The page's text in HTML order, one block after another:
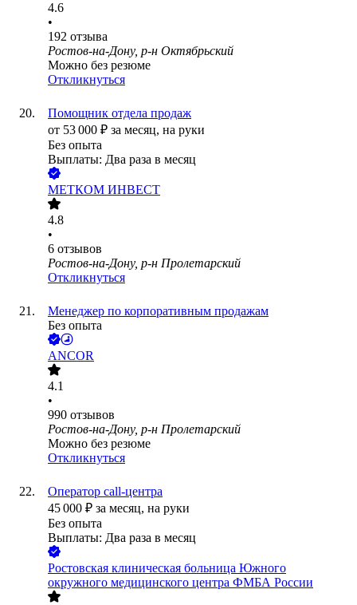
4.6
•
192 отзыва
Ростов-на-Дону, р-н Октябрьский
Можно без резюме
Откликнуться
Помощник отдела продаж
от 53 000 ₽ за месяц, на руки
Без опыта
Выплаты: Два раза в месяц
МЕТКОМ ИНВЕСТ
4.8
•
6 отзывов
Ростов-на-Дону, р-н Пролетарский
Откликнуться
Менеджер по корпоративным продажам
Без опыта
ANCOR
4.1
•
990 отзывов
Ростов-на-Дону, р-н Пролетарский
Можно без резюме
Откликнуться
Оператор call-центра
45 000 ₽ за месяц, на руки
Без опыта
Выплаты: Два раза в месяц
Ростовская клиническая больница Южного
окружного медицинского центра ФМБА России